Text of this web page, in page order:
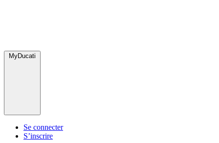
MyDucati
Se connecter
S’inscrire